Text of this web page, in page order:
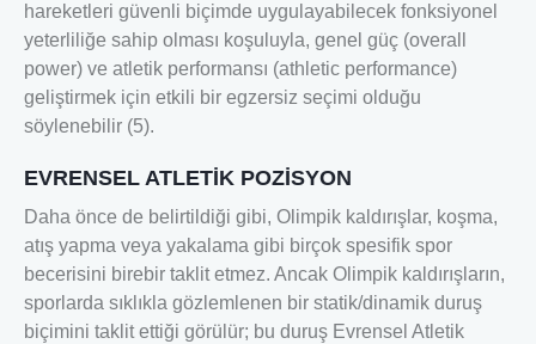
hareketleri güvenli biçimde uygulayabilecek fonksiyonel
yeterliliğe sahip olması koşuluyla, genel güç (overall
power) ve atletik performansı (athletic performance)
geliştirmek için etkili bir egzersiz seçimi olduğu
söylenebilir (5).
EVRENSEL ATLETİK POZİSYON
Daha önce de belirtildiği gibi, Olimpik kaldırışlar, koşma,
atış yapma veya yakalama gibi birçok spesifik spor
becerisini birebir taklit etmez. Ancak Olimpik kaldırışların,
sporlarda sıklıkla gözlemlenen bir statik/dinamik duruş
biçimini taklit ettiği görülür; bu duruş Evrensel Atletik